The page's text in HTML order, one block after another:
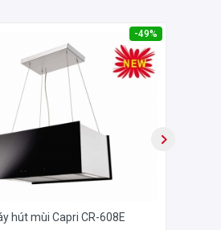
-49%
hút mùi Capri CR-608E